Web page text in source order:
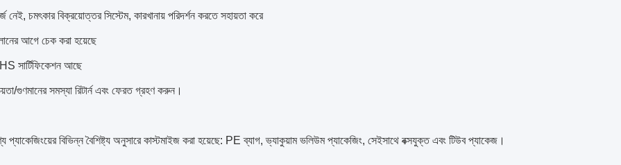
নেই, চমৎকার বিক্রয়োত্তর সিস্টেম, কারখানায় পরিদর্শন করতে সহায়তা করে
আগে চেক করা হয়েছে
সার্টিফিকেশন আছে
গুণমানের সমস্যা রিটার্ন এবং ফেরত গ্রহণ করুন।
প্যাকেজিংয়ের বিভিন্ন বৈশিষ্ট্য অনুসারে কাস্টমাইজ করা হয়েছে: PE ব্যাগ, ভ্যাকুয়াম ভলিউম প্যাকেজিং, সেইসাথে বক্সযুক্ত এবং টিউব প্যাকেজ।